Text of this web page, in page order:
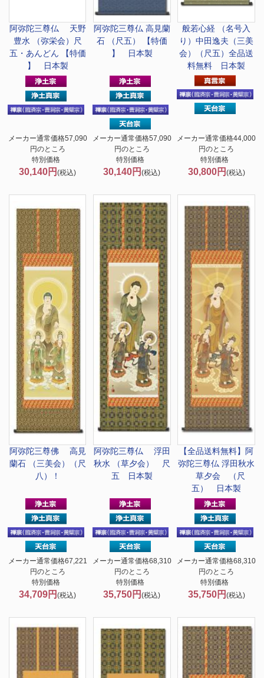
阿弥陀三尊仏 天野
豊水 （弥栄会）尺
五・あんどん 【特価
】 日本製
メーカー通常価格57,090
円のところ
特別価格
30,140円(税込)
阿弥陀三尊仏 高見蘭
石 （尺五） 【特価
】 日本製
メーカー通常価格57,090
円のところ
特別価格
30,140円(税込)
般若心経 （名号入
り）中田逸夫（三美
会）（尺五）全品送
料無料 日本製
メーカー通常価格44,000
円のところ
特別価格
30,800円 (税込)
阿弥陀三尊佛 高見
蘭石 （三美会）（尺
八）！
メーカー通常価格67,221
円のところ
特別価格
34,709円(税込)
阿弥陀三尊仏 浮田
秋水 （草夕会） 尺
五 日本製
メーカー通常価格68,310
円のところ
特別価格
35,750円(税込)
【全品送料無料】阿
弥陀三尊仏 浮田秋水
草夕会 （尺
五） 日本製
メーカー通常価格68,310
円のところ
特別価格
35,750円 (税込)